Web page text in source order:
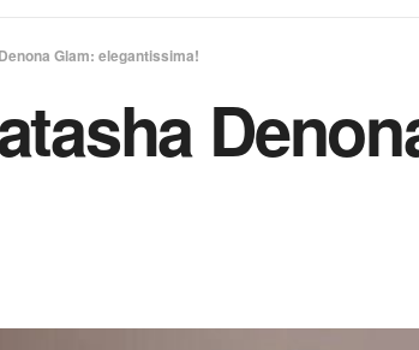
Glam: elegantissima!